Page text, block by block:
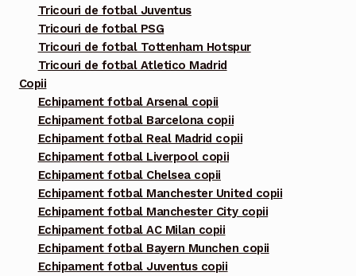
Tricouri de fotbal Juventus
Tricouri de fotbal PSG
Tricouri de fotbal Tottenham Hotspur
Tricouri de fotbal Atletico Madrid
Copii
Echipament fotbal Arsenal copii
Echipament fotbal Barcelona copii
Echipament fotbal Real Madrid copii
Echipament fotbal Liverpool copii
Echipament fotbal Chelsea copii
Echipament fotbal Manchester United copii
Echipament fotbal Manchester City copii
Echipament fotbal AC Milan copii
Echipament fotbal Bayern Munchen copii
Echipament fotbal Juventus copii